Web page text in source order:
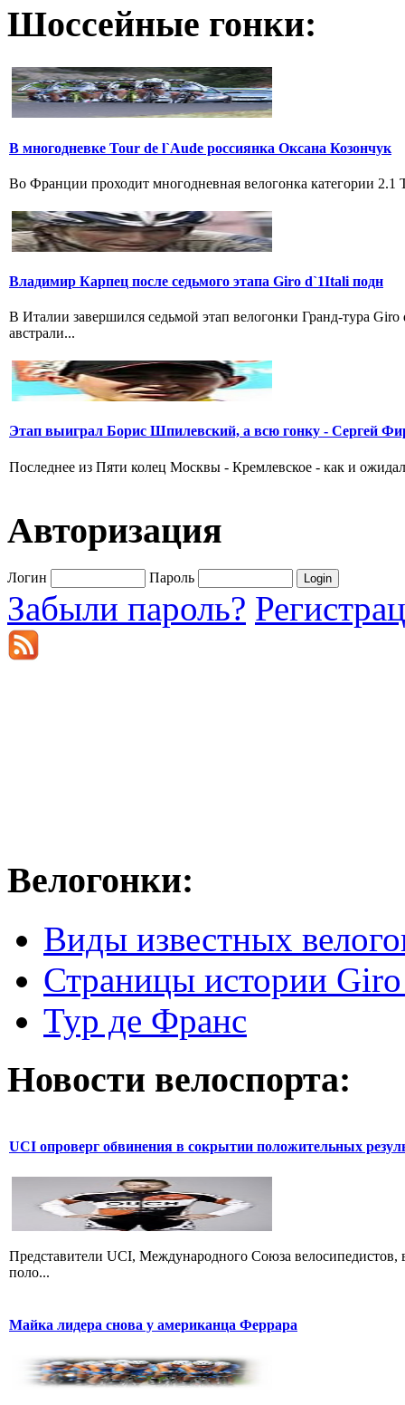
Шоссейные гонки:
В многодневке Tour de l`Aude россиянка Оксана Козончук
Во Франции проходит многодневная велогонка категории
Владимир Карпец после седьмого этапа Giro d`1Itali подн
В Италии завершился седьмой этап велогонки Гранд-тура
австрали...
Этап выиграл Борис Шпилевский, а всю гонку - Сергей
Последнее из Пяти колец Москвы - Кремлевское - как и
Авторизация
Логин Пароль
Забыли пароль?
Велогонки:
Виды известных
Страницы истории
Тур де Франс
Новости велоспорта:
UCI опроверг обвинения в сокрытии положительных
Представители UCI, Международного Союза
поло...
Майка лидера снова у американца Феррара